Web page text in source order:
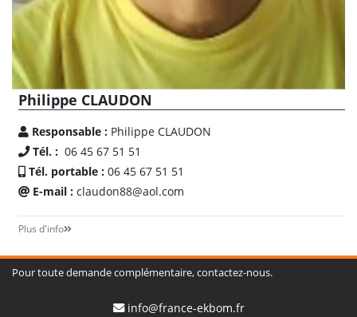
Philippe CLAUDON
Responsable : Philippe CLAUDON
Tél. : 06 45 67 51 51
Tél. portable : 06 45 67 51 51
E-mail : claudon88@aol.com
Plus d'info
Pour toute demande complémentaire, contactez-nous.
info@france-ekbom.fr